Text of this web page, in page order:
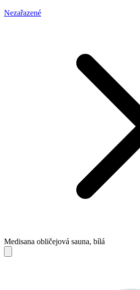
Nezařazené
Medisana obličejová sauna, bílá